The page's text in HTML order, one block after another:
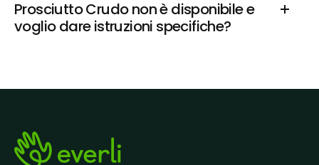
Prosciutto Crudo non è disponibile e
voglio dare istruzioni specifiche?